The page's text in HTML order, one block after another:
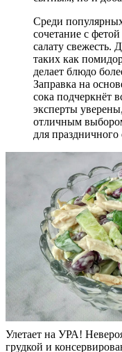
Среди
сочетание с
салату свежесть.
таких как
делает блюдо
Заправка на
сока подчеркнёт
эксперты
отличным
для праздничного
Улетает на УРА!
грудкой и